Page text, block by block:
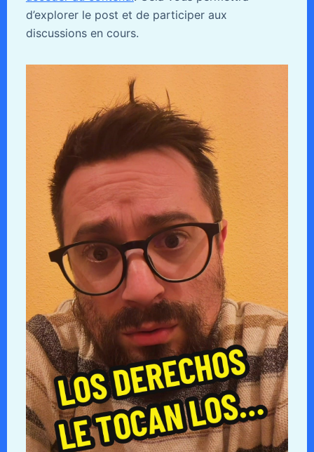
d’explorer le post et de participer aux
discussions en cours.